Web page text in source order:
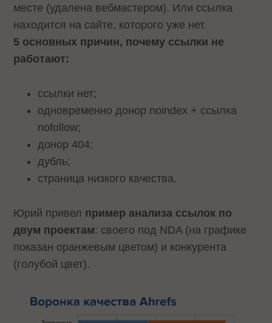
месте (удалена вебмастером). Или ссылка
находится на сайте, которого уже нет.
5 основных причин, почему ссылки не
работают:
ссылки нет;
одновременно донор noindex + ссылка
nofollow;
донор 404;
дубль;
страница низкого качества.
Юрий привел пример анализа ссылок по
двум проектам: своего под NDA (на графике
показан оранжевым цветом) и конкурента
(голубой цвет).